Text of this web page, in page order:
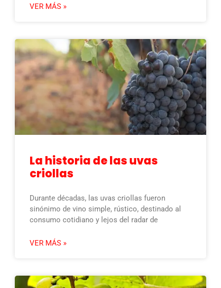
VER MÁS »
La historia de las uvas
criollas
Durante décadas, las uvas criollas fueron
sinónimo de vino simple, rústico, destinado al
consumo cotidiano y lejos del radar de
VER MÁS »